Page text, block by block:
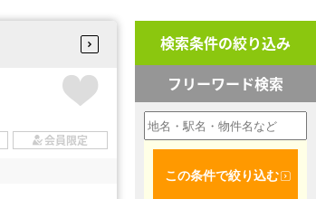
会員限定
検索条件の絞り込み
フリーワード検索
この条件で絞り込む